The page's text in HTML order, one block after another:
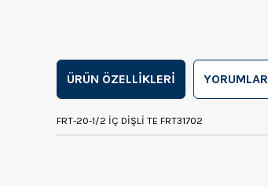
ÜRÜN ÖZELLIKLERI YORUMLAR
FRT-20-1/2 İÇ DİŞLİ TE FRT31702